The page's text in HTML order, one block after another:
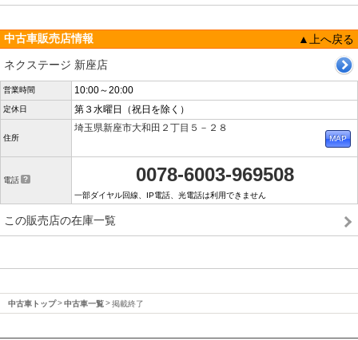
中古車販売店情報
▲上へ戻る
ネクステージ 新座店
営業時間 10:00～20:00
定休日 第３水曜日（祝日を除く）
住所
埼玉県新座市大和田２丁目５－２８
電話 0078-6003-969508
一部ダイヤル回線、IP電話、光電話は利用できません
この販売店の在庫一覧
中古車トップ 中古車一覧 掲載終了